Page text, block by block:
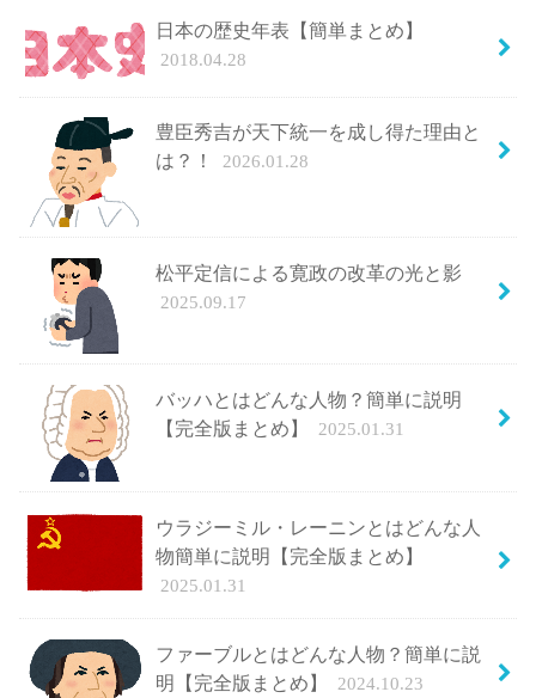
日本の歴史年表【簡単まとめ】
2018.04.28
豊臣秀吉が天下統一を成し得た理由と
は？！
2026.01.28
松平定信による寛政の改革の光と影
2025.09.17
バッハとはどんな人物？簡単に説明
【完全版まとめ】
2025.01.31
ウラジーミル・レーニンとはどんな人
物簡単に説明【完全版まとめ】
2025.01.31
ファーブルとはどんな人物？簡単に説
明【完全版まとめ】
2024.10.23